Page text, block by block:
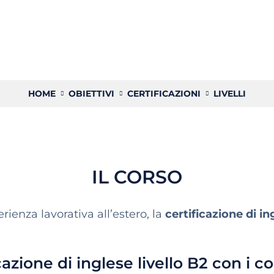
HOME OBIETTIVI CERTIFICAZIONI LIVELLI
IL CORSO
lavorativa all’estero, la certificazione di
di inglese livello B2 con i